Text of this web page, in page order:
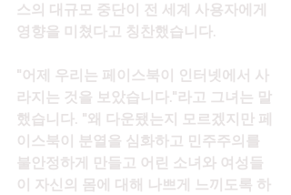
스의 대규모 중단이 전 세계 사용자에게
영향을 미쳤다고 칭찬했습니다.
"어제 우리는 페이스북이 인터넷에서 사
라지는 것을 보았습니다."라고 그녀는 말
했습니다. "왜 다운됐는지 모르겠지만 페
이스북이 분열을 심화하고 민주주의를
불안정하게 만들고 어린 소녀와 여성들
이 자신의 몸에 대해 나쁘게 느끼도록 하